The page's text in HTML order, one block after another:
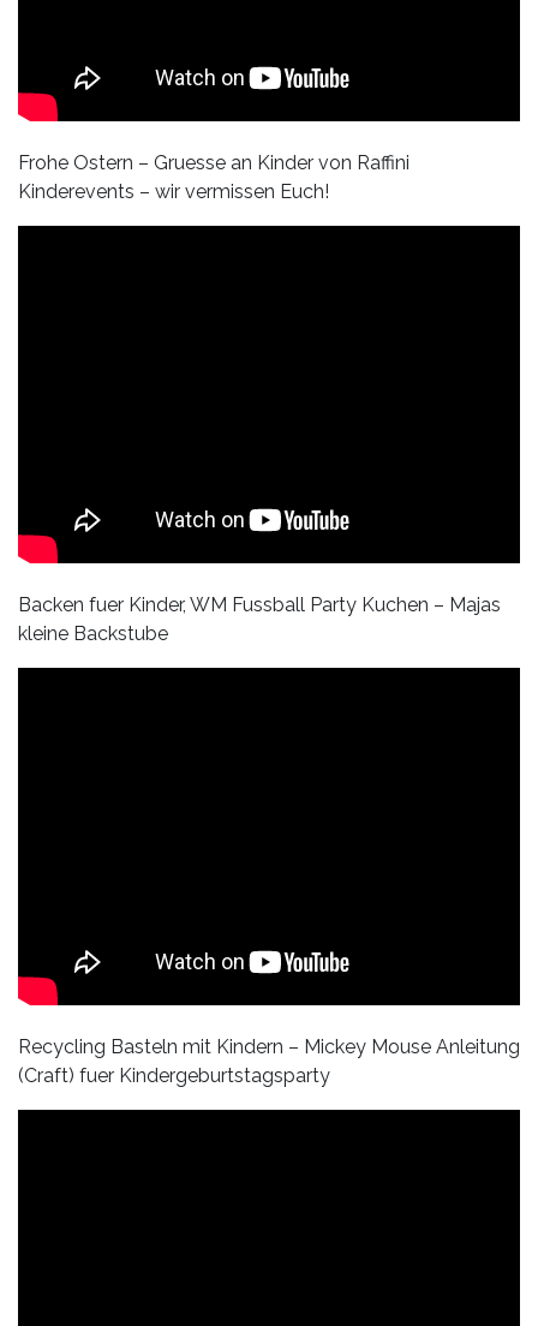
Frohe Ostern – Gruesse an Kinder von Raffini
Kinderevents – wir vermissen Euch!
Backen fuer Kinder, WM Fussball Party Kuchen – Majas
kleine Backstube
Recycling Basteln mit Kindern – Mickey Mouse Anleitung
(Craft) fuer Kindergeburtstagsparty